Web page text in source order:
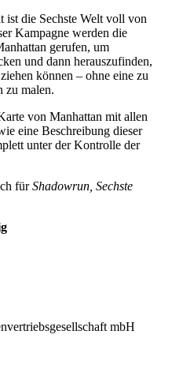
ist die Sechste Welt voll von
Kampagne werden die
gerufen, um
und dann herauszufinden,
können – ohne eine zu
zu malen.
von Manhattan mit allen
eine Beschreibung dieser
unter der Kontrolle der
fürShadowrun, Sechste
mbH